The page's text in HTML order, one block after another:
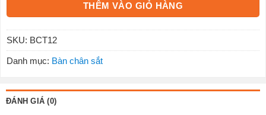
THÊM VÀO GIỎ HÀNG
SKU: BCT12
Danh mục: Bàn chân sắt
ĐÁNH GIÁ (0)